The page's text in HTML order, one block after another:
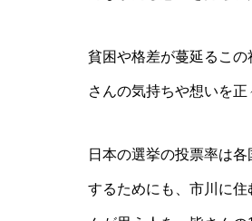
貧困や格差が蔓延るこ
さんの気持ちや想いを
日本の選挙の投票率は
するためにも、市川に